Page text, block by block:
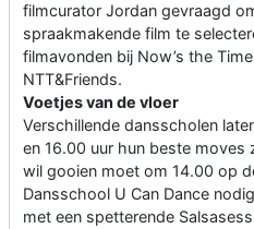
filmcurator Jordan gevraagd
spraakmakende film te
filmavonden bij Now’s the
NTT&Friends.
Voetjes van de vloer
Verschillende dansscholen
en 16.00 uur hun beste moves
wil gooien moet om 14.00 op
Dansschool U Can Dance
met een spetterende